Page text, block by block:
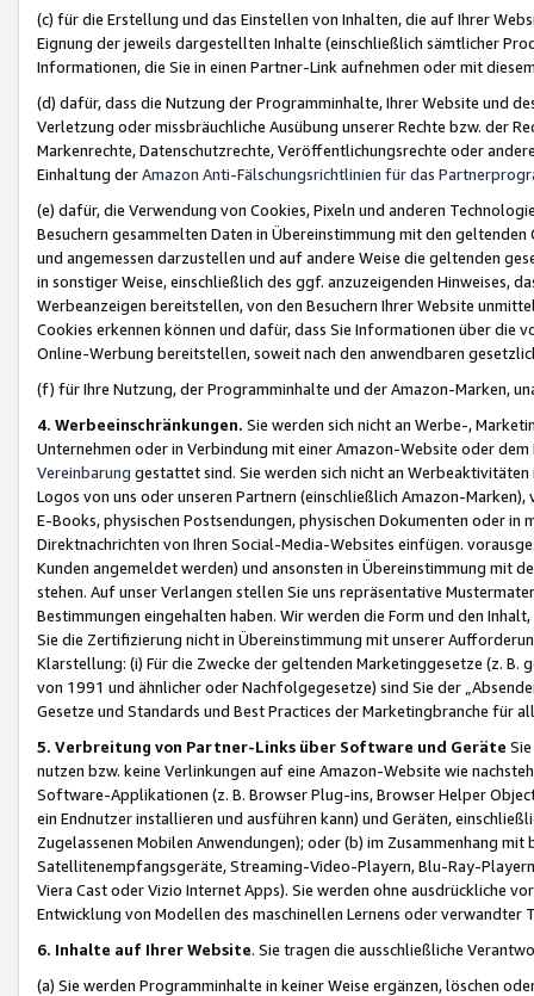
(c) für die Erstellung und das Einstellen von Inhalten, die auf Ihrer
Eignung der jeweils dargestellten Inhalte (einschließlich sämtlicher
Informationen, die Sie in einen Partner-Link aufnehmen oder mit
(d) dafür, dass die Nutzung der Programminhalte, Ihrer Website und
Verletzung oder missbräuchliche Ausübung unserer Rechte bzw. der
Markenrechte, Datenschutzrechte, Veröffentlichungsrechte oder
Einhaltung derAmazon Anti-Fälschungsrichtlinien für das
(e) dafür, die Verwendung von Cookies, Pixeln und anderen
Besuchern gesammelten Daten in Übereinstimmung mit den
und angemessen darzustellen und auf andere Weise die geltenden
in sonstiger Weise, einschließlich des ggf. anzuzeigenden Hinweises,
Werbeanzeigen bereitstellen, von den Besuchern Ihrer Website
Cookies erkennen können und dafür, dass Sie Informationen über die
Online-Werbung bereitstellen, soweit nach den anwendbaren
(f) für Ihre Nutzung, der Programminhalte und der Amazon-Marken,
4. Werbeeinschränkungen. Sie werden sich nicht an Werbe-,
Unternehmen oder in Verbindung mit einer Amazon-Website oder
Vereinbarung gestattet sind. Sie werden sich nicht an
Logos von uns oder unseren Partnern (einschließlich Amazon-
E-Books, physischen Postsendungen, physischen Dokumenten oder in
Direktnachrichten von Ihren Social-Media-Websites einfügen.
Kunden angemeldet werden) und ansonsten in Übereinstimmung mit
stehen. Auf unser Verlangen stellen Sie uns repräsentative
Bestimmungen eingehalten haben. Wir werden die Form und den
Sie die Zertifizierung nicht in Übereinstimmung mit unserer
Klarstellung: (i) Für die Zwecke der geltenden Marketinggesetze (z. B.
von 1991 und ähnlicher oder Nachfolgegesetze) sind Sie der
Gesetze und Standards und Best Practices der Marketingbranche für
5. Verbreitung von Partner-Links über Software und Geräte
nutzen bzw. keine Verlinkungen auf eine Amazon-Website wie
Software-Applikationen (z. B. Browser Plug-ins, Browser Helper
ein Endnutzer installieren und ausführen kann) und Geräten,
Zugelassenen Mobilen Anwendungen); oder (b) im Zusammenhang
Satellitenempfangsgeräte, Streaming-Video-Playern, Blu-Ray-
Viera Cast oder Vizio Internet Apps). Sie werden ohne ausdrückliche
Entwicklung von Modellen des maschinellen Lernens oder
6. Inhalte auf Ihrer Website. Sie tragen die ausschließliche
(a) Sie werden Programminhalte in keiner Weise ergänzen, löschen